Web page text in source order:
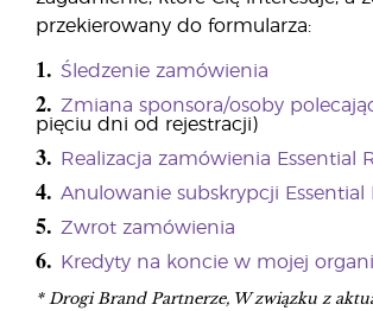
przekierowany do formularza:
1. Śledzenie zamówienia
2. Zmiana sponsora/osoby
pięciu dni od rejestracji)
3. Realizacja zamówienia Essential
4. Anulowanie subskrypcji Essential
5. Zwrot zamówienia
6. Kredyty na koncie w mojej
* Drogi Brand Partnerze, W związku z